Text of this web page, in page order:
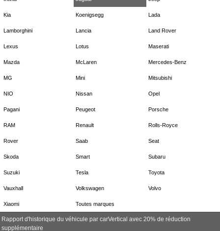
Kia Koenigsegg Lada
Lamborghini Lancia Land Rover
Lexus Lotus Maserati
Mazda McLaren Mercedes-Benz
MG Mini Mitsubishi
NIO Nissan Opel
Pagani Peugeot Porsche
RAM Renault Rolls-Royce
Rover Saab Seat
Skoda Smart Subaru
Suzuki Tesla Toyota
Vauxhall Volkswagen Volvo
Xiaomi Toutes marques
Rapport d'historique du véhicule par carVertical avec 20% de réduction
supplémentaire